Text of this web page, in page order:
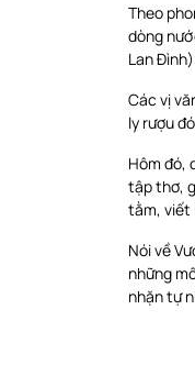
Theo
dòng
Lan
Các vị
ly rượu
Hôm đó,
tập thơ,
tằm, viết
Nói về
những
nhặn tự